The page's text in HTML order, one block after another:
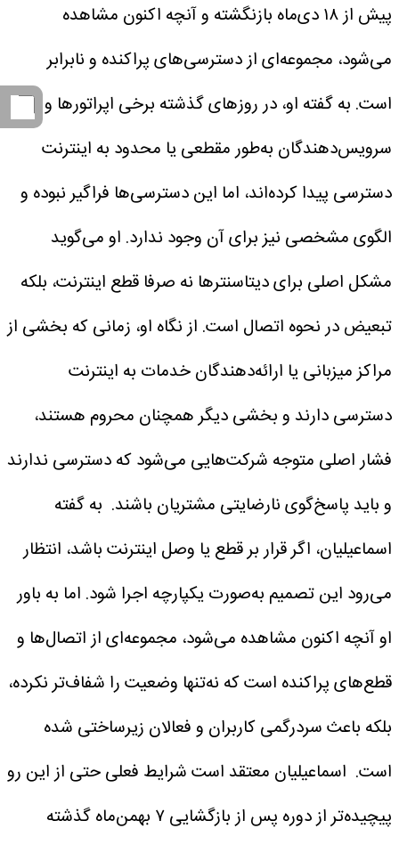
پیش از ۱۸ دی‌ماه بازنگشته و آنچه اکنون مشاهده
می‌شود، مجموعه‌ای از دسترسی‌های پراکنده و نابرابر
است. به گفته او، در روزهای گذشته برخی اپراتورها و
سرویس‌دهندگان به‌طور مقطعی یا محدود به اینترنت
دسترسی پیدا کرده‌اند، اما این دسترسی‌ها فراگیر نبوده و
الگوی مشخصی نیز برای آن وجود ندارد. او می‌گوید
مشکل اصلی برای دیتاسنترها نه صرفا قطع اینترنت، بلکه
تبعیض در نحوه اتصال است. از نگاه او، زمانی که بخشی از
مراکز میزبانی یا ارائه‌دهندگان خدمات به اینترنت
دسترسی دارند و بخشی دیگر همچنان محروم هستند،
فشار اصلی متوجه شرکت‌هایی می‌شود که دسترسی ندارند
و باید پاسخ‌گوی نارضایتی مشتریان باشند. به گفته
اسماعیلیان، اگر قرار بر قطع یا وصل اینترنت باشد، انتظار
می‌رود این تصمیم به‌صورت یکپارچه اجرا شود. اما به باور
او آنچه اکنون مشاهده می‌شود، مجموعه‌ای از اتصال‌ها و
قطع‌های پراکنده است که نه‌تنها وضعیت را شفاف‌تر نکرده،
بلکه باعث سردرگمی کاربران و فعالان زیرساختی شده
است. اسماعیلیان معتقد است شرایط فعلی حتی از این رو
پیچیده‌تر از دوره پس از بازگشایی ۷ بهمن‌ماه گذشته